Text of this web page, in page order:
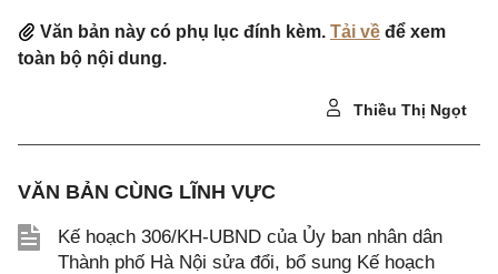
Văn bản này có phụ lục đính kèm. Tải về để xem
toàn bộ nội dung.
Thiều Thị Ngọt
VĂN BẢN CÙNG LĨNH VỰC
Kế hoạch 306/KH-UBND của Ủy ban nhân dân
Thành phố Hà Nội sửa đổi, bổ sung Kế hoạch